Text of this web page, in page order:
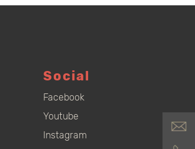
Social
Facebook
Youtube
Instagram